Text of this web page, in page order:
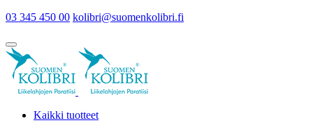
03 345 450 00 kolibri@suomenkolibri.fi
Kaikki tuotteet